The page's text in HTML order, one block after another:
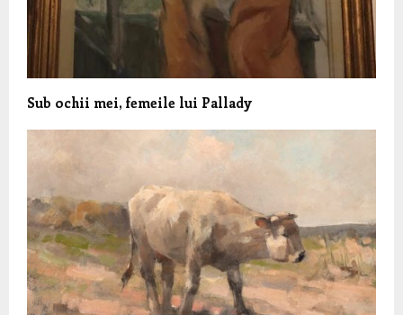
Sub ochii mei, femeile lui Pallady